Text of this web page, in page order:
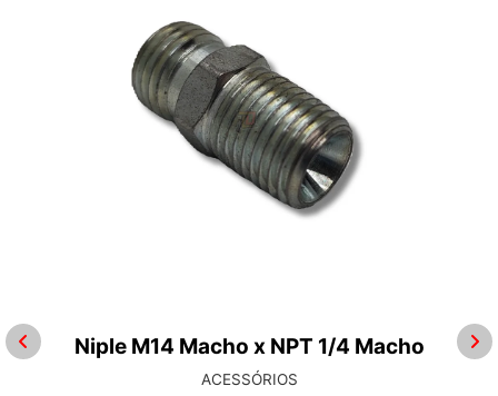
Niple M14 Macho x NPT 1/4 Macho
ACESSÓRIOS